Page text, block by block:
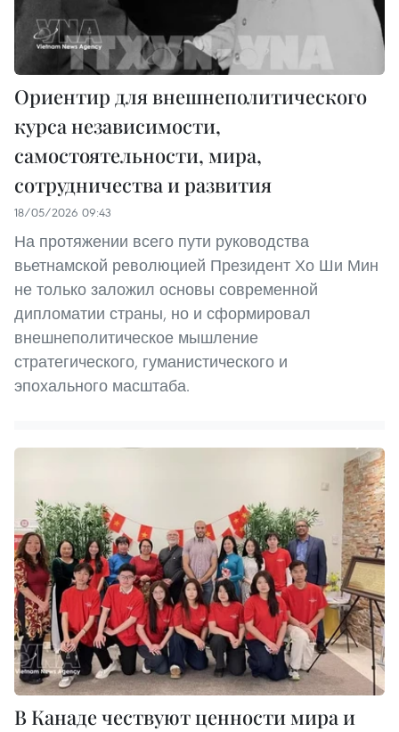
Ориентир для внешнеполитического
курса независимости,
самостоятельности, мира,
сотрудничества и развития
18/05/2026 09:43
На протяжении всего пути руководства
вьетнамской революцией Президент Хо Ши Мин
не только заложил основы современной
дипломатии страны, но и сформировал
внешнеполитическое мышление
стратегического, гуманистического и
эпохального масштаба.
В Канаде чествуют ценности мира и